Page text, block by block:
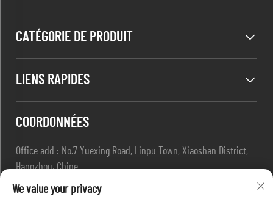
CATÉGORIE DE PRODUIT
LIENS RAPIDES
COORDONNÉES
Office add : No.7 Yuexing Road, Linpu Town, Xiaoshan District,
Hangzhou, Chine
E-mail :
[email protected]
+86-13967169961
We value your privacy